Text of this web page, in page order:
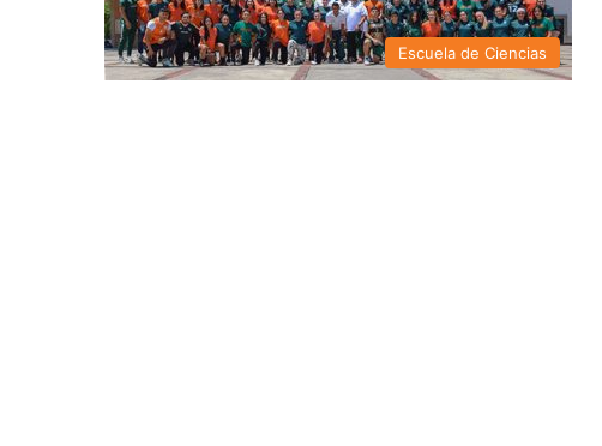
Escuela de Ciencias